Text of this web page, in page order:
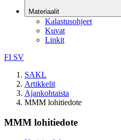
Materiaalit
Kalastusohjeet
Kuvat
Linkit
FI SV
SAKL
Artikkelit
Ajankohtaista
MMM lohitiedote
MMM lohitiedote